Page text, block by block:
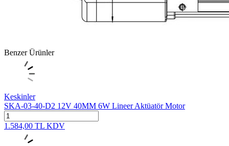
Benzer Ürünler
Keskinler
SKA-03-40-D2 12V 40MM 6W Lineer Aktüatör Motor
1.584,00 TL KDV